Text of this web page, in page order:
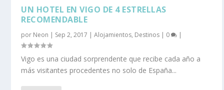
UN HOTEL EN VIGO DE 4 ESTRELLAS
RECOMENDABLE
por Neon | Sep 2, 2017 |Alojamientos, Destinos | 0 |
Vigo es una ciudad sorprendente que recibe cada año a
más visitantes procedentes no solo de España...